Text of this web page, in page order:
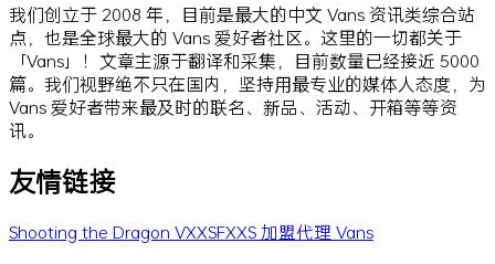
我们创立于 2008 年，目前是最大的中文 Vans 资讯类综合站
点，也是全球最大的 Vans 爱好者社区。这里的一切都关于
「Vans」！文章主源于翻译和采集，目前数量已经接近 5000
篇。我们视野绝不只在国内，坚持用最专业的媒体人态度，为
Vans 爱好者带来最及时的联名、新品、活动、开箱等等资
讯。
友情链接
Shooting the Dragon VXXSFXXS加盟代理 Vans